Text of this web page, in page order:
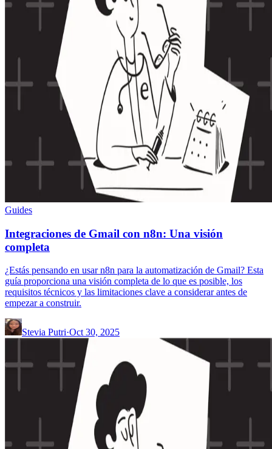
Guides
Integraciones de Gmail con n8n: Una visión
completa
¿Estás pensando en usar n8n para la automatización de Gmail? Esta
guía proporciona una visión completa de lo que es posible, los
requisitos técnicos y las limitaciones clave a considerar antes de
empezar a construir.
Stevia Putri·Oct 30, 2025